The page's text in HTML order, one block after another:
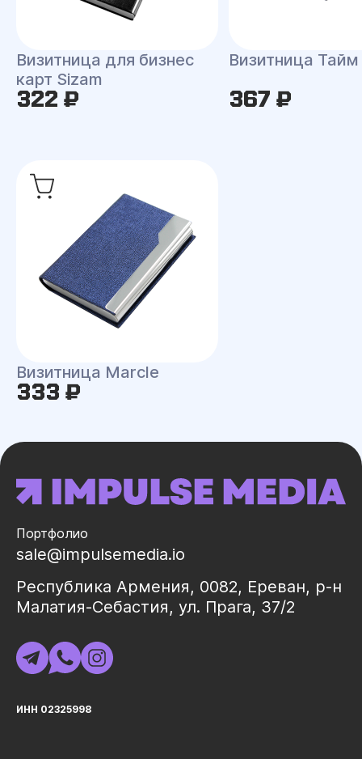
Визитница для бизнес
карт Sizam
322 ₽
Визитница Тайм
367 ₽
Визитница Marcle
333 ₽
Портфолио
sale@impulsemedia.io
Республика Армения, 0082, Ереван, р-н
Малатия-Себастия, ул. Прага, 37/2
ИНН 02325998